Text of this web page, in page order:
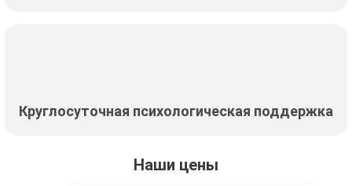
Круглосуточная психологическая поддержка
Наши цены